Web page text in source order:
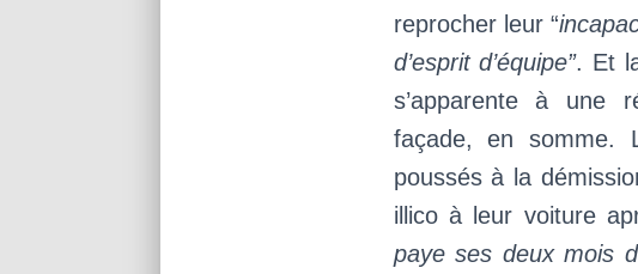
reprocher leur “
d’esprit d’équipe”. Et
s’apparente à une
façade, en somme.
poussés à la
illico à leur voiture
paye ses deux mois